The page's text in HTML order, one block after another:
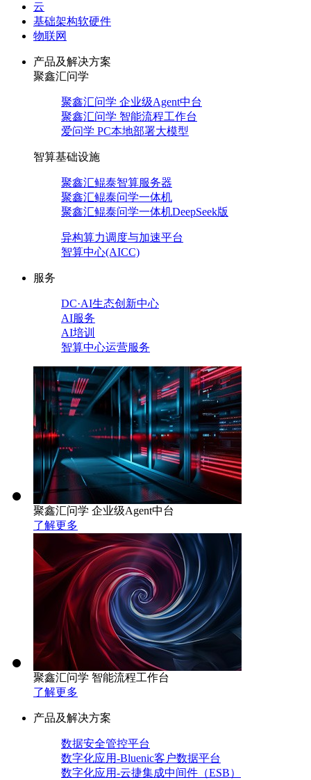
云
基础架构软硬件
物联网
产品及解决方案
聚鑫汇问学
聚鑫汇问学 企业级Agent中台
聚鑫汇问学 智能流程工作台
爱问学 PC本地部署大模型
智算基础设施
聚鑫汇鲲泰智算服务器
聚鑫汇鲲泰问学一体机
聚鑫汇鲲泰问学一体机DeepSeek版
异构算力调度与加速平台
智算中心(AICC)
服务
DC·AI生态创新中心
AI服务
AI培训
智算中心运营服务
聚鑫汇问学 企业级Agent中台
了解更多
聚鑫汇问学 智能流程工作台
了解更多
产品及解决方案
数据安全管控平台
数字化应用-Bluenic客户数据平台
数字化应用-云捷集成中间件（ESB）